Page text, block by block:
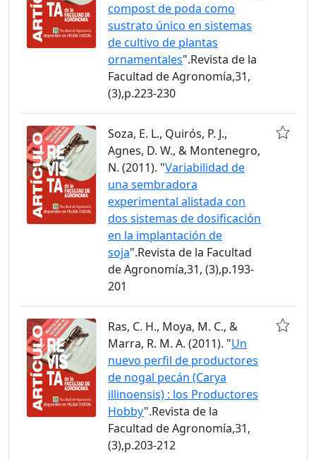
compost de poda como
sustrato único en sistemas
de cultivo de plantas
ornamentales".Revista de la
Facultad de Agronomía,31,
(3),p.223-230
Soza, E. L., Quirós, P. J.,
Agnes, D. W., & Montenegro,
N. (2011). "Variabilidad de
una sembradora
experimental alistada con
dos sistemas de dosificación
en la implantación de
soja".Revista de la Facultad
de Agronomía,31, (3),p.193-
201
Ras, C. H., Moya, M. C., &
Marra, R. M. A. (2011). "Un
nuevo perfil de productores
de nogal pecán (Carya
illinoensis) : los Productores
Hobby".Revista de la
Facultad de Agronomía,31,
(3),p.203-212